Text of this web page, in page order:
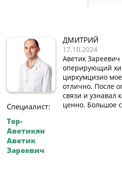
Специалист:
Тер-
Аветикян
Аветик
Зареевич
ДМИТРИЙ
17.10.2024
Аветик
оперирующий
циркумцизио
отлично. После
связи и узнавал
ценно. Большое